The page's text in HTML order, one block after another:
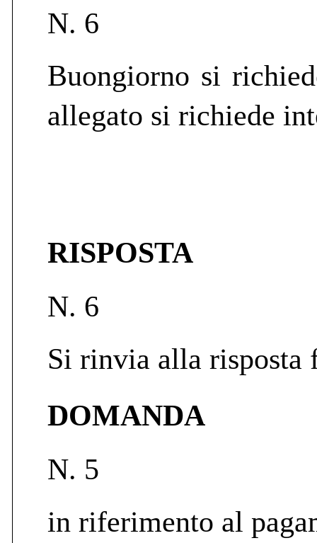
N. 6
Buongiorno si
allegato si richiede
RISPOSTA
N. 6
Si rinvia alla risposta
DOMANDA
N. 5
in riferimento al